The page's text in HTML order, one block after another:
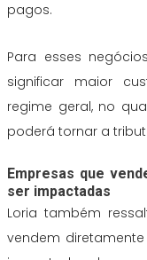
pagos.
Para esses
significar maior
regime geral, no
poderá tornar a
Empresas que
ser impactadas
Loria também
vendem